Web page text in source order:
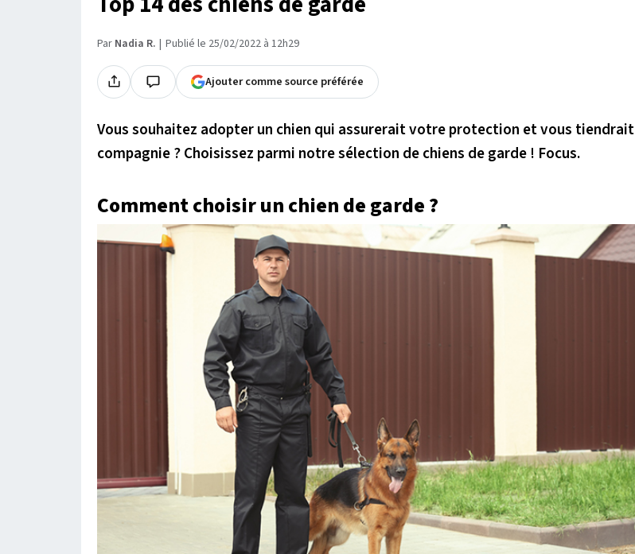
Par Nadia R. Publié le 25/02/2022 à 12h29
Ajouter comme source préférée
Vous souhaitez adopter un chien qui assurerait votre protection et vous tiendrait
compagnie ? Choisissez parmi notre sélection de chiens de garde ! Focus.
Comment choisir un chien de garde ?